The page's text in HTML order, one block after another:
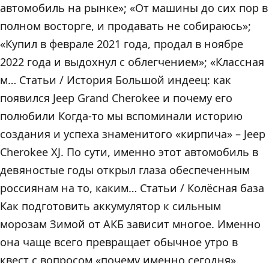
автомобиль на рынке»; «От машины до сих пор в
полном восторге, и продавать не собираюсь»;
«Купил в феврале 2021 года, продал в ноябре
2022 года и выдохнул с облегчением»; «Классная
м… Статьи / История Большой индеец: как
появился Jeep Grand Cherokee и почему его
полюбили Когда-то мы вспоминали историю
создания и успеха знаменитого «кирпича» – Jeep
Cherokee XJ. По сути, именно этот автомобиль в
девяностые годы открыл глаза обеспеченным
россиянам на то, каким… Статьи / Колёсная база
Как подготовить аккумулятор к сильным
морозам Зимой от АКБ зависит многое. Именно
она чаще всего превращает обычное утро в